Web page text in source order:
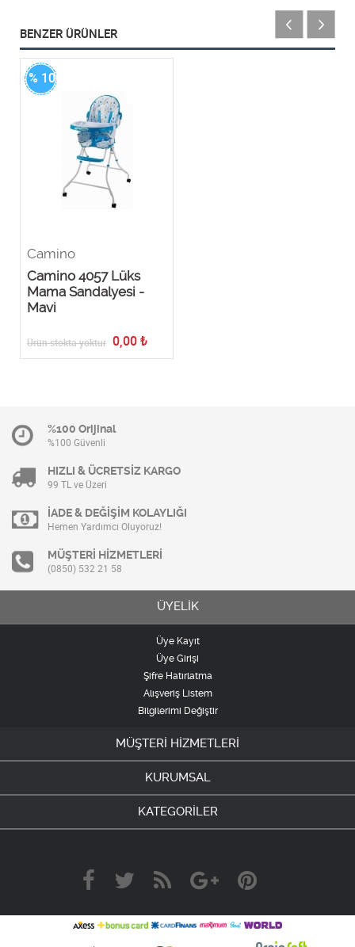
BENZER ÜRÜNLER
% 100
Camino
Camino 4057 Lüks
Mama Sandalyesi -
Mavi
Ürün stokta yoktur 0,00 ₺
%100 Orijinal
%100 Güvenli
HIZLI & ÜCRETSİZ KARGO
99 TL ve Üzeri
İADE & DEĞİŞİM KOLAYLIĞI
Hemen Yardımcı Oluyoruz!
MÜŞTERİ HİZMETLERİ
(0850) 532 21 58
ÜYELİK
Üye Kayıt
Üye Girişi
Şifre Hatırlatma
Alışveriş Listem
Bilgilerimi Değiştir
MÜŞTERİ HİZMETLERİ
KURUMSAL
KATEGORİLER